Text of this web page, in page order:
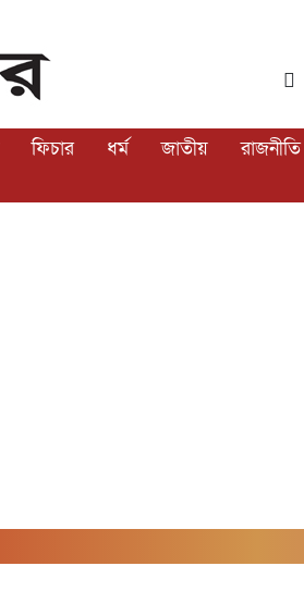
ফিচার ধর্ম জাতীয় রাজনীতি